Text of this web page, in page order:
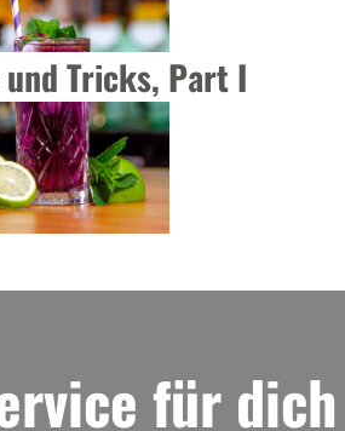
Tricks, Part I
für dich